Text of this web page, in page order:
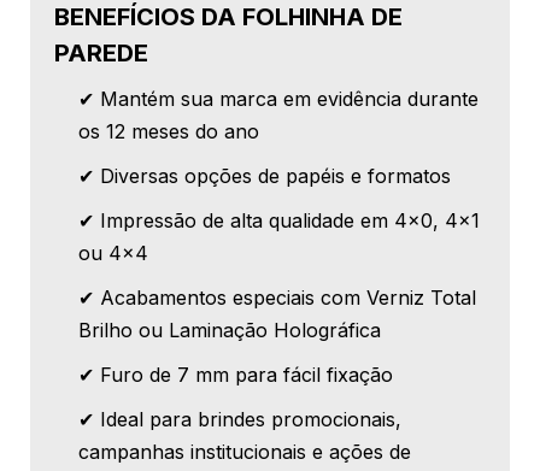
BENEFÍCIOS DA FOLHINHA DE
PAREDE
✔ Mantém sua marca em evidência durante
os 12 meses do ano
✔ Diversas opções de papéis e formatos
✔ Impressão de alta qualidade em 4x0, 4x1
ou 4x4
✔ Acabamentos especiais com Verniz Total
Brilho ou Laminação Holográfica
✔ Furo de 7 mm para fácil fixação
✔ Ideal para brindes promocionais,
campanhas institucionais e ações de